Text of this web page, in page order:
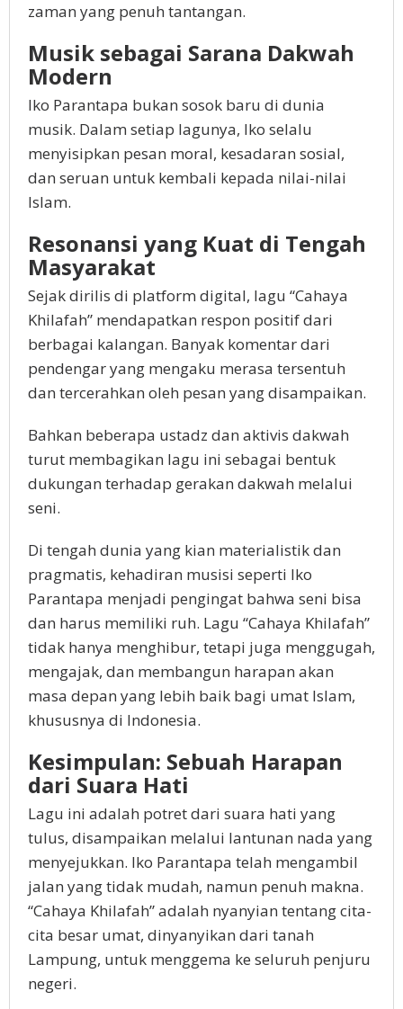
zaman yang penuh tantangan.
Musik sebagai Sarana Dakwah
Modern
Iko Parantapa bukan sosok baru di dunia
musik. Dalam setiap lagunya, Iko selalu
menyisipkan pesan moral, kesadaran sosial,
dan seruan untuk kembali kepada nilai-nilai
Islam.
Resonansi yang Kuat di Tengah
Masyarakat
Sejak dirilis di platform digital, lagu “Cahaya
Khilafah” mendapatkan respon positif dari
berbagai kalangan. Banyak komentar dari
pendengar yang mengaku merasa tersentuh
dan tercerahkan oleh pesan yang disampaikan.
Bahkan beberapa ustadz dan aktivis dakwah
turut membagikan lagu ini sebagai bentuk
dukungan terhadap gerakan dakwah melalui
seni.
Di tengah dunia yang kian materialistik dan
pragmatis, kehadiran musisi seperti Iko
Parantapa menjadi pengingat bahwa seni bisa
dan harus memiliki ruh. Lagu “Cahaya Khilafah”
tidak hanya menghibur, tetapi juga menggugah,
mengajak, dan membangun harapan akan
masa depan yang lebih baik bagi umat Islam,
khususnya di Indonesia.
Kesimpulan: Sebuah Harapan
dari Suara Hati
Lagu ini adalah potret dari suara hati yang
tulus, disampaikan melalui lantunan nada yang
menyejukkan. Iko Parantapa telah mengambil
jalan yang tidak mudah, namun penuh makna.
“Cahaya Khilafah” adalah nyanyian tentang cita-
cita besar umat, dinyanyikan dari tanah
Lampung, untuk menggema ke seluruh penjuru
negeri.